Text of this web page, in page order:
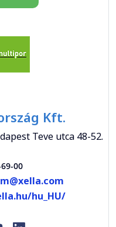
Kft.
Teve utca 48-52.
00
hu_HU/